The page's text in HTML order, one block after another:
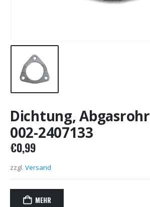
Dichtung, Abgasrohr
002-2407133
€0,99
zzgl. Versand
MEHR